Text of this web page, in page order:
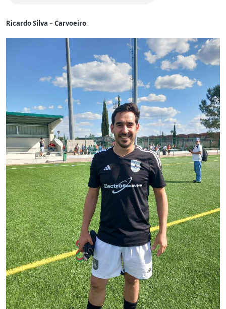
Ricardo Silva – Carvoeiro